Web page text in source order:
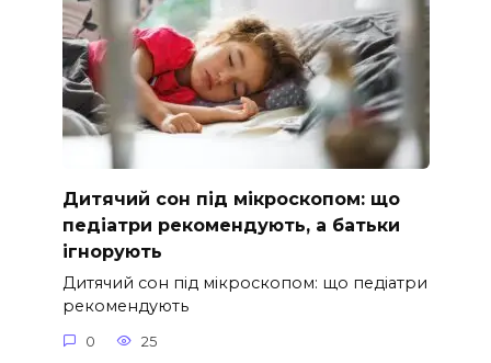
Дитячий сон під мікроскопом: що
педіатри рекомендують, а батьки
ігнорують
Дитячий сон під мікроскопом: що педіатри
рекомендують
0 25